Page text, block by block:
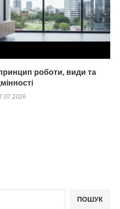
роботи, види та
ПОШУК